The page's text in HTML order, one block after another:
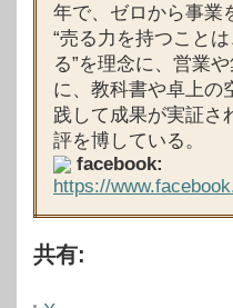
年で、ゼロから事業
“売る力を持つこと
る”を理念に、営業
に、教科書や卓上の
践して成果が実証さ
評を博している。
facebook:
https://
共有: